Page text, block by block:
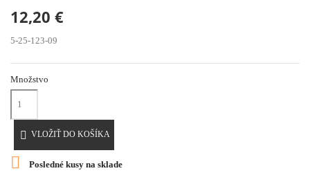
12,20 €
5-25-123-09
Množstvo
 VLOŽIŤ DO KOŠÍKA
 Posledné kusy na sklade